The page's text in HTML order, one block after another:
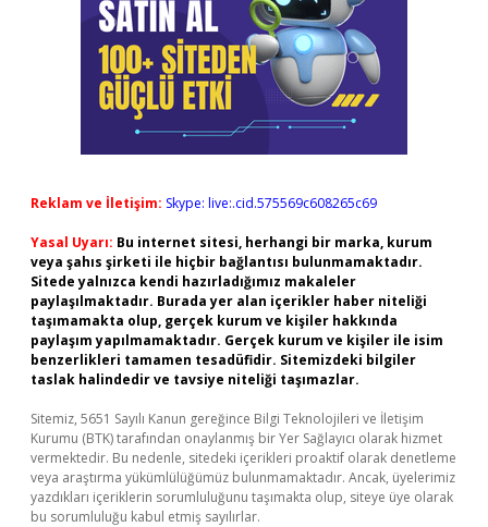
Reklam ve İletişim: Skype: live:.cid.575569c608265c69
Yasal Uyarı: Bu internet sitesi, herhangi bir marka, kurum
veya şahıs şirketi ile hiçbir bağlantısı bulunmamaktadır.
Sitede yalnızca kendi hazırladığımız makaleler
paylaşılmaktadır. Burada yer alan içerikler haber niteliği
taşımamakta olup, gerçek kurum ve kişiler hakkında
paylaşım yapılmamaktadır. Gerçek kurum ve kişiler ile isim
benzerlikleri tamamen tesadüfidir. Sitemizdeki bilgiler
taslak halindedir ve tavsiye niteliği taşımazlar.
Sitemiz, 5651 Sayılı Kanun gereğince Bilgi Teknolojileri ve İletişim
Kurumu (BTK) tarafından onaylanmış bir Yer Sağlayıcı olarak hizmet
vermektedir. Bu nedenle, sitedeki içerikleri proaktif olarak denetleme
veya araştırma yükümlülüğümüz bulunmamaktadır. Ancak, üyelerimiz
yazdıkları içeriklerin sorumluluğunu taşımakta olup, siteye üye olarak
bu sorumluluğu kabul etmiş sayılırlar.